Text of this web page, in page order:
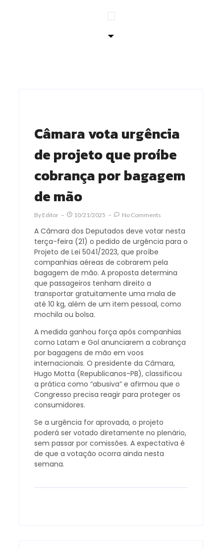
Câmara vota urgência
de projeto que proíbe
cobrança por bagagem
de mão
By Editor 10/21/2025 No Comments
A Câmara dos Deputados deve votar nesta
terça-feira (21) o pedido de urgência para o
Projeto de Lei 5041/2023, que proíbe
companhias aéreas de cobrarem pela
bagagem de mão. A proposta determina
que passageiros tenham direito a
transportar gratuitamente uma mala de
até 10 kg, além de um item pessoal, como
mochila ou bolsa.
A medida ganhou força após companhias
como Latam e Gol anunciarem a cobrança
por bagagens de mão em voos
internacionais. O presidente da Câmara,
Hugo Motta (Republicanos-PB), classificou
a prática como “abusiva” e afirmou que o
Congresso precisa reagir para proteger os
consumidores.
Se a urgência for aprovada, o projeto
poderá ser votado diretamente no plenário,
sem passar por comissões. A expectativa é
de que a votação ocorra ainda nesta
semana.